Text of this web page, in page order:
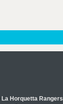
La Horquetta Rangers